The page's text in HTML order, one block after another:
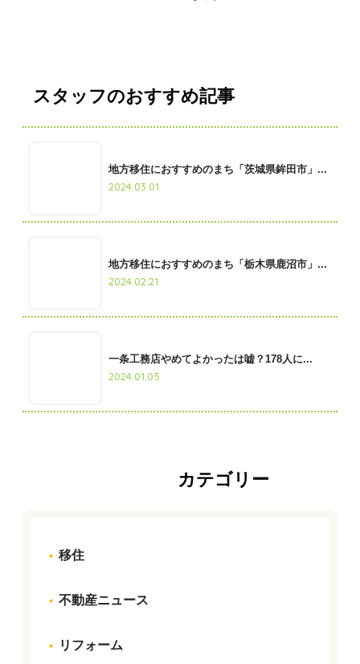
スタッフのおすすめ記事
地方移住におすすめのまち「茨城県鉾田市」...
2024.03.01
地方移住におすすめのまち「栃木県鹿沼市」...
2024.02.21
一条工務店やめてよかったは嘘？178人に...
2024.01.05
カテゴリー
移住
不動産ニュース
リフォーム